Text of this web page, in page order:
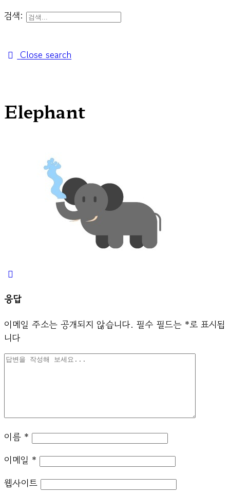
검색:
Close search
Elephant
응답
이메일 주소는 공개되지 않습니다. 필수 필드는 *로 표시됩
니다
이름 *
이메일 *
웹사이트